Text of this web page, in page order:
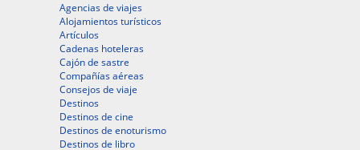
Agencias de viajes
Alojamientos turísticos
Artículos
Cadenas hoteleras
Cajón de sastre
Compañías aéreas
Consejos de viaje
Destinos
Destinos de cine
Destinos de enoturismo
Destinos de libro